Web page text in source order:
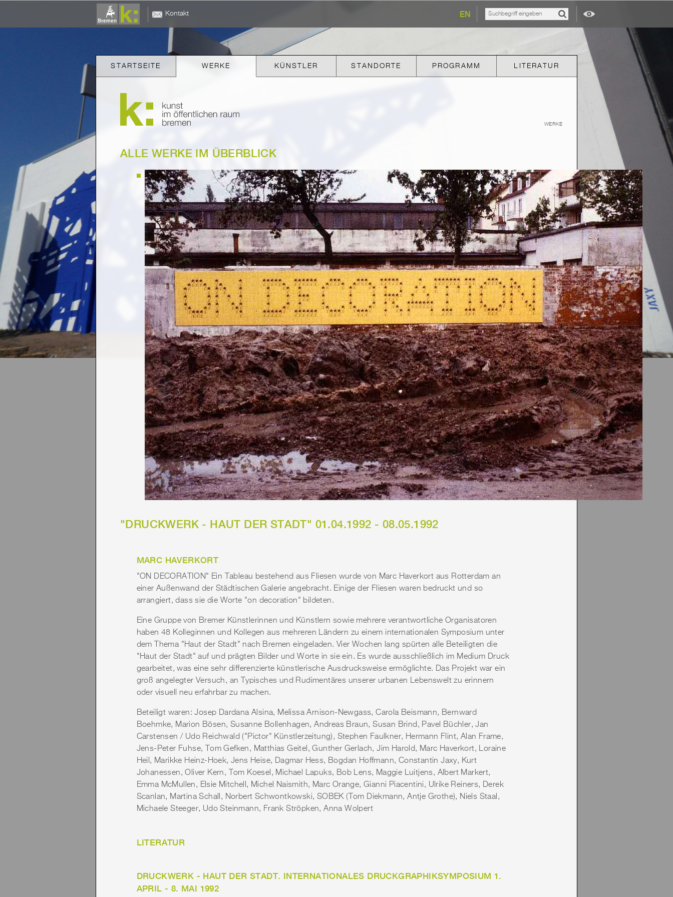
Kontakt EN
STARTSEITE WERKE KÜNSTLER STANDORTE PROGRAMM LITERATUR
WERKE
ALLE WERKE IM ÜBERBLICK
"DRUCKWERK - HAUT DER STADT" 01.04.1992 - 08.05.1992
MARC HAVERKORT
"ON DECORATION" Ein Tableau bestehend aus Fliesen wurde von Marc Haverkort aus Rotterdam an
einer Außenwand der Städtischen Galerie angebracht. Einige der Fliesen waren bedruckt und so
arrangiert, dass sie die Worte "on decoration" bildeten.
Eine Gruppe von Bremer Künstlerinnen und Künstlern sowie mehrere verantwortliche Organisatoren
haben 48 Kolleginnen und Kollegen aus mehreren Ländern zu einem internationalen Symposium unter
dem Thema "Haut der Stadt" nach Bremen eingeladen. Vier Wochen lang spürten alle Beteiligten die
"Haut der Stadt" auf und prägten Bilder und Worte in sie ein. Es wurde ausschließlich im Medium Druck
gearbeitet, was eine sehr differenzierte künstlerische Ausdrucksweise ermöglichte. Das Projekt war ein
groß angelegter Versuch, an Typisches und Rudimentäres unserer urbanen Lebenswelt zu erinnern
oder visuell neu erfahrbar zu machen.
Beteiligt waren: Josep Dardana Alsina, Melissa Arnison-Newgass, Carola Beismann, Bernward
Boehmke, Marion Bösen, Susanne Bollenhagen, Andreas Braun, Susan Brind, Pavel Büchler, Jan
Carstensen / Udo Reichwald ("Pictor" Künstlerzeitung), Stephen Faulkner, Hermann Flint, Alan Frame,
Jens-Peter Fuhse, Tom Gefken, Matthias Geitel, Gunther Gerlach, Jim Harold, Marc Haverkort, Loraine
Heil, Marikke Heinz-Hoek, Jens Heise, Dagmar Hess, Bogdan Hoffmann, Constantin Jaxy, Kurt
Johanessen, Oliver Kern, Tom Koesel, Michael Lapuks, Bob Lens, Maggie Luitjens, Albert Markert,
Emma McMullen, Elsie Mitchell, Michel Naismith, Marc Orange, Gianni Piacentini, Ulrike Reiners, Derek
Scanlan, Martina Schall, Norbert Schwontkowski, SOBEK (Tom Diekmann, Antje Grothe), Niels Staal,
Michaele Steeger, Udo Steinmann, Frank Ströpken, Anna Wolpert
LITERATUR
DRUCKWERK - HAUT DER STADT. INTERNATIONALES DRUCKGRAPHIKSYMPOSIUM 1.
APRIL - 8. MAI 1992